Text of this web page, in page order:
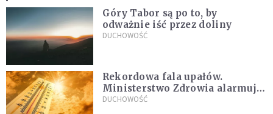
Góry Tabor są po to, by
odważnie iść przez doliny
DUCHOWOŚĆ
Rekordowa fala upałów.
Ministerstwo Zdrowia alarmuje
po doświadczeniach z czerwca
DUCHOWOŚĆ